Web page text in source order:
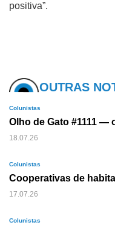
positiva”.
OUTRAS
Colunistas
Olho de Gato #1111 —
18.07.26
Colunistas
Cooperativas de
17.07.26
Colunistas